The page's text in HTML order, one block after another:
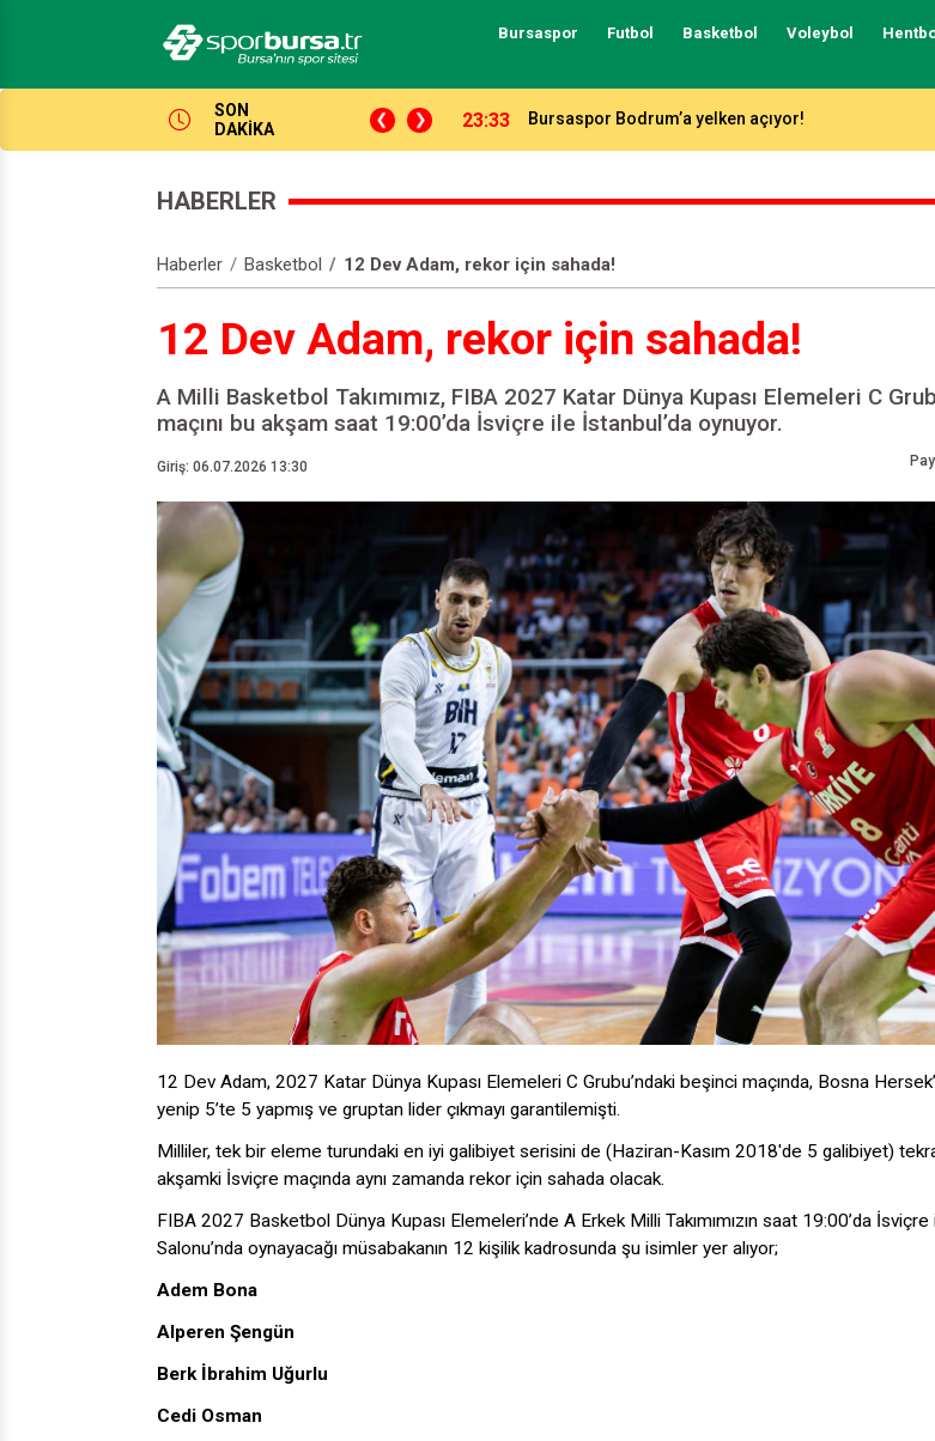
Bursaspor Futbol Basketbol Voleybol
SON
DAKİKA
16:37 Bursaspor’un forma numaraları açıklandı
HABERLER
Haberler Basketbol 12 Dev Adam, rekor için sahada!
12 Dev Adam, rekor için sahada!
A Milli Basketbol Takımımız, FIBA 2027 Katar Dünya Kupası Elemeleri C
maçını bu akşam saat 19:00’da İsviçre ile İstanbul’da oynuyor.
Giriş: 06.07.2026 13:30
12 Dev Adam, 2027 Katar Dünya Kupası Elemeleri C Grubu’ndaki beşinci maçında, Bosna
yenip 5’te 5 yapmış ve gruptan lider çıkmayı garantilemişti.
Milliler, tek bir eleme turundaki en iyi galibiyet serisini de (Haziran-Kasım 2018'de 5 galibiyet)
akşamki İsviçre maçında aynı zamanda rekor için sahada olacak.
FIBA 2027 Basketbol Dünya Kupası Elemeleri’nde A Erkek Milli Takımımızın saat 19:00’da
Salonu’nda oynayacağı müsabakanın 12 kişilik kadrosunda şu isimler yer alıyor;
Adem Bona
Alperen Şengün
Berk İbrahim Uğurlu
Cedi Osman